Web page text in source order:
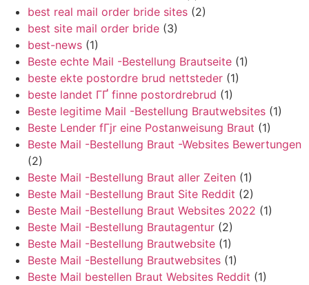
best real mail order bride sites (2)
best site mail order bride (3)
best-news (1)
Beste echte Mail -Bestellung Brautseite (1)
beste ekte postordre brud nettsteder (1)
beste landet ГҐ finne postordrebrud (1)
Beste legitime Mail -Bestellung Brautwebsites (1)
Beste Lender fГјr eine Postanweisung Braut (1)
Beste Mail -Bestellung Braut -Websites Bewertungen
(2)
Beste Mail -Bestellung Braut aller Zeiten (1)
Beste Mail -Bestellung Braut Site Reddit (2)
Beste Mail -Bestellung Braut Websites 2022 (1)
Beste Mail -Bestellung Brautagentur (2)
Beste Mail -Bestellung Brautwebsite (1)
Beste Mail -Bestellung Brautwebsites (1)
Beste Mail bestellen Braut Websites Reddit (1)